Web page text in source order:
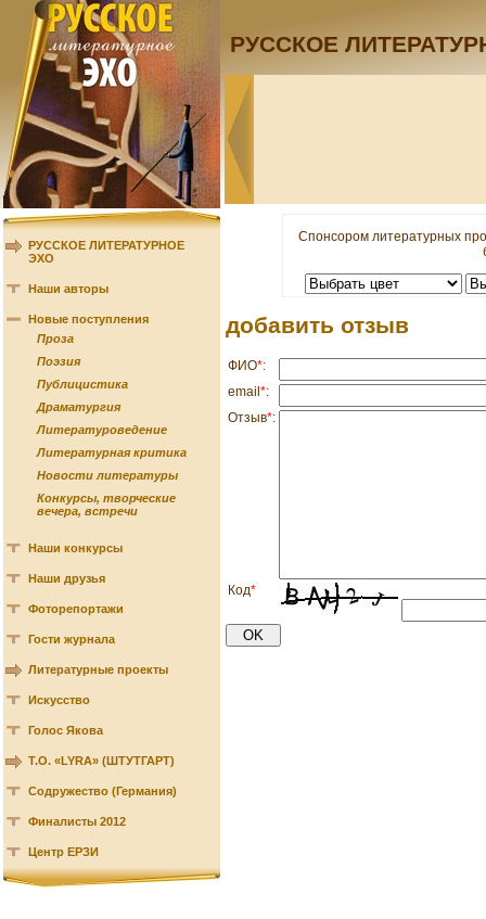
РУССКОЕ
РУССКОЕ ЛИТЕРАТУРНОЕ
ЭХО
Наши авторы
Новые поступления
Проза
Поэзия
Публицистика
Драматургия
Литературоведение
Литературная критика
Новости литературы
Конкурсы, творческие
вечера, встречи
Наши конкурсы
Наши друзья
Фоторепортажи
Гости журнала
Литературные проекты
Искусство
Голос Якова
Т.О. «LYRA» (ШТУТГАРТ)
Содружество (Германия)
Финалисты 2012
Центр ЕРЗИ
Спонсором литературных
добавить отзыв
ФИО*:
email*:
Отзыв*:
Код*